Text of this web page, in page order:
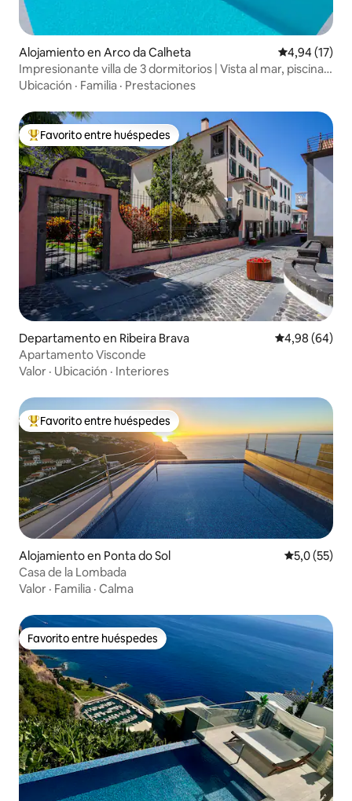
acondicionado disponible en toda la villa.
Ten en cuenta que no se permiten
fiestas o eventos. Las horas de silencio
deben respetarse después de las 10:00
p. m., ya que la villa está en una zona
muy tranquila con casas vecinas cerca.
Alojamiento en Arco da Calheta Calificación
4,94 (17)
Impresionante villa de 3 dormitorios | Vista al mar, piscina
privada
Ubicación · Familia · Prestaciones
Favorito entre los huéspedes más destacados
Favorito entre huéspedes
Departamento en Ribeira Brava Calificación
4,98 (64)
Apartamento Visconde
Valor · Ubicación · Interiores
Favorito entre los huéspedes más destacados
Favorito entre huéspedes
Alojamiento en Ponta do Sol Calificación
5,0 (55)
Casa de la Lombada
Valor · Familia · Calma
Favorito entre huéspedes
Favorito entre huéspedes